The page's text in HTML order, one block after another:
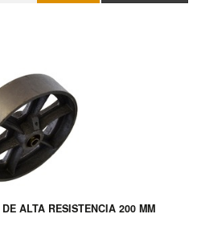
ALTA RESISTENCIA 200 MM